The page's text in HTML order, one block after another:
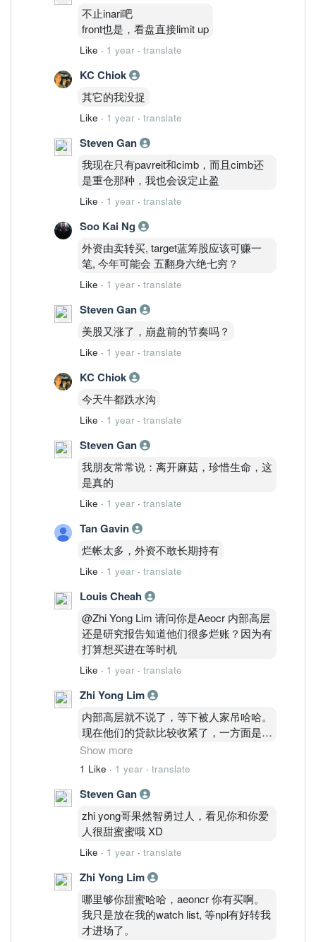
不止inari吧
front也是，看盘直接limit up
Like · 1 year · translate
KC Chiok
其它的我没捉
Like · 1 year · translate
Steven Gan
我现在只有pavreit和cimb，而且cimb还
是重仓那种，我也会设定止盈
Like · 1 year · translate
Soo Kai Ng
外资由卖转买, target蓝筹股应该可赚一
笔, 今年可能会 五翻身六绝七穷？
Like · 1 year · translate
Steven Gan
美股又涨了，崩盘前的节奏吗？
Like · 1 year · translate
KC Chiok
今天牛都跌水沟
Like · 1 year · translate
Steven Gan
我朋友常常说：离开麻菇，珍惜生命，这
是真的
Like · 1 year · translate
Tan Gavin
烂帐太多，外资不敢长期持有
Like · 1 year · translate
Louis Cheah
@Zhi Yong Lim 请问你是Aeocr 内部高层
还是研究报告知道他们很多烂账？因为有
打算想买进在等时机
Like · 1 year · translate
Zhi Yong Lim
内部高层就不说了，等下被人家吊哈哈。
现在他们的贷款比较收紧了，一方面是要
确保顾客真的有能力还钱，再来就是要收
回之前的烂账先。追钱通常就是打给顾
客，顾客就还一个月，下个月没办法还就
没办法了。aeon 是做小额贷款虽然
amount不大但是利息很高通常是18%一
年。有什么样的人会去拿15k 30k贷款，
自己脑补哈哈。aeon credit 长期来说不
至于亏钱，不过赚钱的空间不大。要嘛就
跌很多，不然就一年赚5%股息。如果是
这样我买的rhb一年7点多%还好过aeon一
点。。。讲错的话别喷我哈哈。总之我是
看懂一个股票我才买，不确定的东西我是
不会进场的，除非有ngam我的价格啦。
Show more
1 Like · 1 year · translate
Steven Gan
zhi yong哥果然智勇过人，看见你和你爱
人很甜蜜蜜哦 XD
Like · 1 year · translate
Zhi Yong Lim
哪里够你甜蜜哈哈，aeoncr 你有买啊。
我只是放在我的watch list, 等npl有好转我
才进场了。